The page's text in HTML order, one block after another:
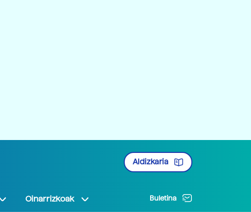
Aldizkaria
Oinarrizkoak Buletina